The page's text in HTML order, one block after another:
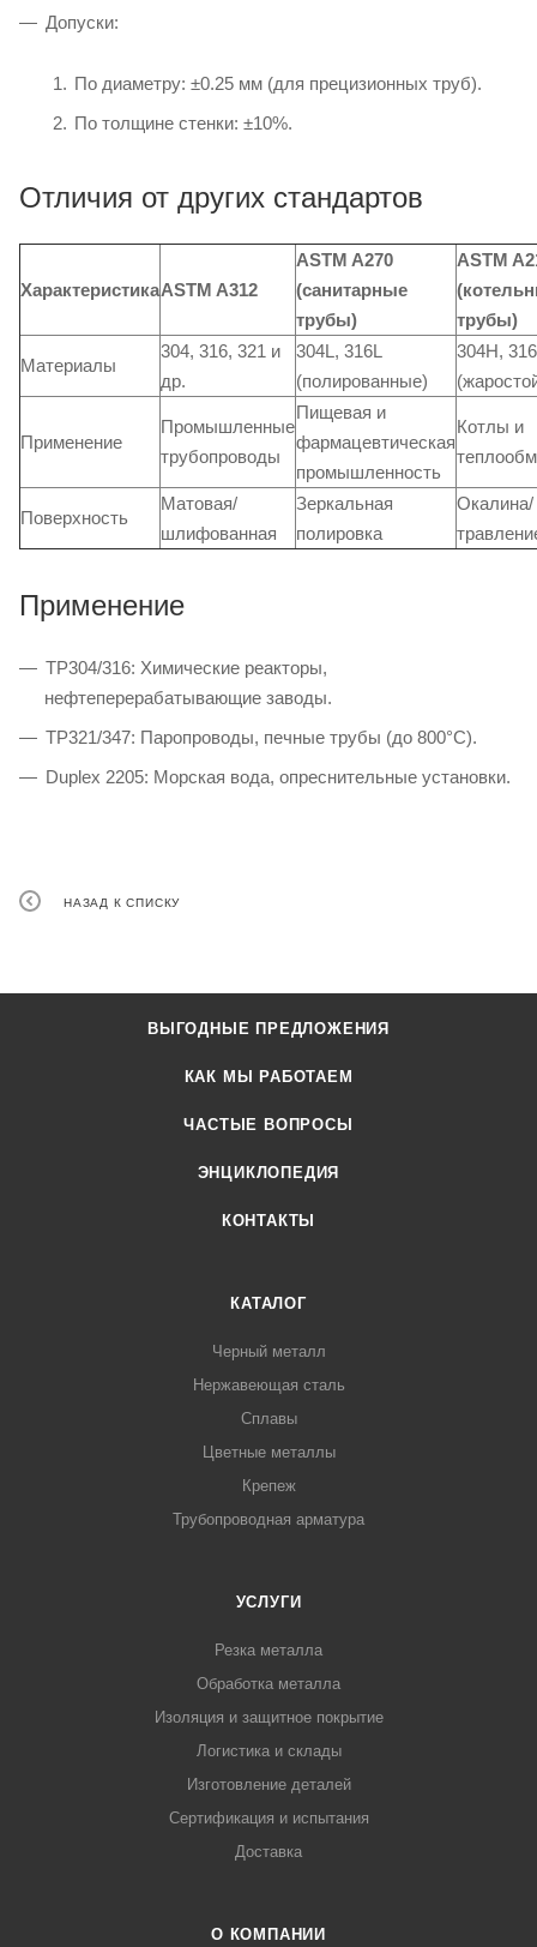
Допуски:
По диаметру: ±0.25 мм (для прецизионных труб).
По толщине стенки: ±10%.
Отличия от других стандартов
ХарактеристикаASTM A312
ASTM A270
(санитарные
трубы)
ASTM
трубы)
Материалы
304, 316, 321 и
др.
304L, 316L
(полированные)
304H,
Применение
Промышленные
трубопроводы
Пищевая и
фармацевтическая
промышленность
Котлы и
Поверхность
Матовая/
шлифованная
Зеркальная
полировка
Окалина/
Применение
TP304/316: Химические реакторы,
нефтеперерабатывающие заводы.
TP321/347: Паропроводы, печные трубы (до 800°C).
Duplex 2205: Морская вода, опреснительные установки.
НАЗАД К СПИСКУ
ВЫГОДНЫЕ ПРЕДЛОЖЕНИЯ
КАК МЫ РАБОТАЕМ
ЧАСТЫЕ ВОПРОСЫ
ЭНЦИКЛОПЕДИЯ
КОНТАКТЫ
КАТАЛОГ
Черный металл
Нержавеющая сталь
Сплавы
Цветные металлы
Крепеж
Трубопроводная арматура
УСЛУГИ
Резка металла
Обработка металла
Изоляция и защитное покрытие
Логистика и склады
Изготовление деталей
Сертификация и испытания
Доставка
О КОМПАНИИ